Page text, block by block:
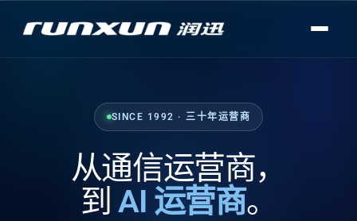
SINCE 1992 · 三十年运营商
从通信运营商，
到 AI 运营商。